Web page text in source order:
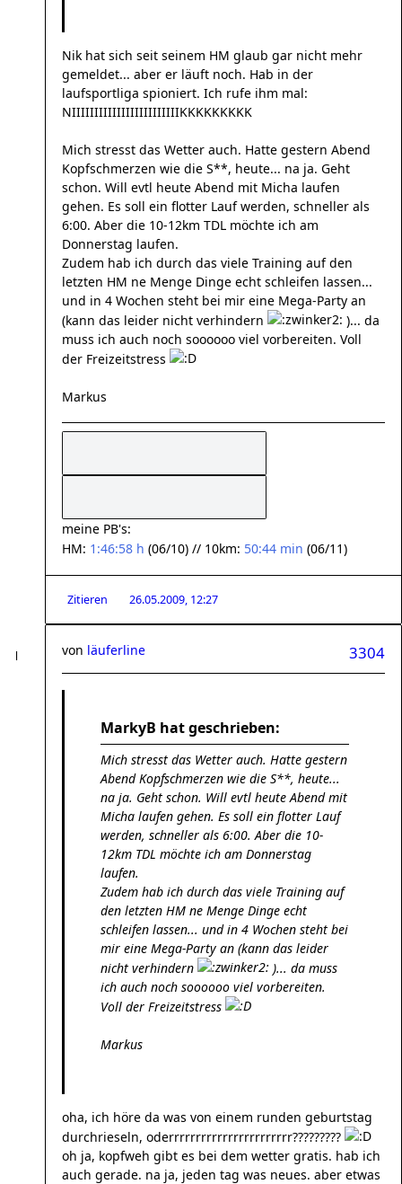
Nik hat sich seit seinem HM glaub gar nicht mehr
gemeldet... aber er läuft noch. Hab in der
laufsportliga spioniert. Ich rufe ihm mal:
NIIIIIIIIIIIIIIIIIIIIIIIIKKKKKKKKK
Mich stresst das Wetter auch. Hatte gestern Abend
Kopfschmerzen wie die S**, heute... na ja. Geht
schon. Will evtl heute Abend mit Micha laufen
gehen. Es soll ein flotter Lauf werden, schneller als
6:00. Aber die 10-12km TDL möchte ich am
Donnerstag laufen.
Zudem hab ich durch das viele Training auf den
letzten HM ne Menge Dinge echt schleifen lassen...
und in 4 Wochen steht bei mir eine Mega-Party an
(kann das leider nicht verhindern
)... da
muss ich auch noch soooooo viel vorbereiten. Voll
der Freizeitstress
Markus
meine PB's:
HM: 1:46:58 h (06/10) // 10km: 50:44 min (06/11)
Zitieren 26.05.2009, 12:27
3304
von läuferline
MarkyB hat geschrieben:
Mich stresst das Wetter auch. Hatte gestern
Abend Kopfschmerzen wie die S**, heute...
na ja. Geht schon. Will evtl heute Abend mit
Micha laufen gehen. Es soll ein flotter Lauf
werden, schneller als 6:00. Aber die 10-
12km TDL möchte ich am Donnerstag
laufen.
Zudem hab ich durch das viele Training auf
den letzten HM ne Menge Dinge echt
schleifen lassen... und in 4 Wochen steht bei
mir eine Mega-Party an (kann das leider
nicht verhindern
)... da muss
ich auch noch soooooo viel vorbereiten.
Voll der Freizeitstress
Markus
oha, ich höre da was von einem runden geburtstag
durchrieseln, oderrrrrrrrrrrrrrrrrrrrrrr?????????
oh ja, kopfweh gibt es bei dem wetter gratis. hab ich
auch gerade. na ja, jeden tag was neues. aber etwas